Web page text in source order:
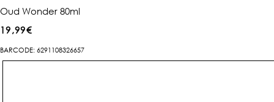
Oud Wonder 80ml
Çmimi
i
rregullt
19,99€
BARCODE: 6291108326657
te